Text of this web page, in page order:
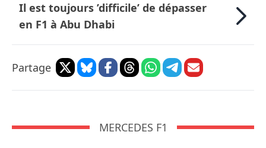
Il est toujours ’difficile’ de dépasser
en F1 à Abu Dhabi
Partage
MERCEDES F1